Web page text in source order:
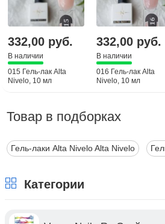
332,00 руб.
В наличии
015 Гель-лак Alta
Nivelo, 10 мл
332,00 руб.
В наличии
016 Гель-лак Alta
Nivelo, 10 мл
Товар в подборках
Гель-лаки Alta Nivelo Alta Nivelo
Категории